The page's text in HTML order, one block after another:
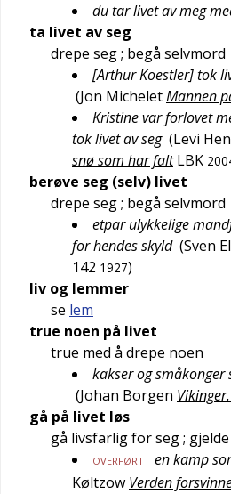
du tar livet av meg
ta livet av seg
drepe seg; begå selvmord
[Arthur Koestler] tok
(Jon MicheletMannen
Kristine var forlovet
tok livet av seg (Levi
snø som har falt LBK
berøve seg (selv) livet
drepe seg; begå selvmord
etpar ulykkelige
for hendes skyld (Sven
142 1927)
liv og lemmer
se lem
true noen på livet
true med å drepe noen
kakser og
(Johan Borgen
gå på livet løs
gå livsfarlig for seg;
OVERFØRT en kamp
Køltzow Verden